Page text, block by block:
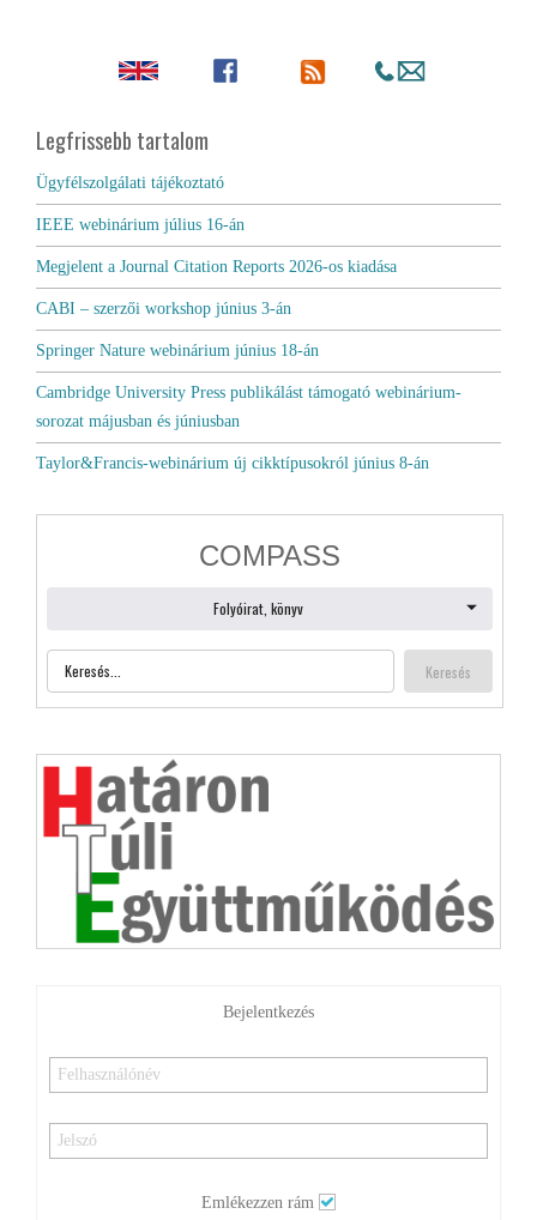
Legfrissebb tartalom
Ügyfélszolgálati tájékoztató
IEEE webinárium július 16-án
Megjelent a Journal Citation Reports 2026-os kiadása
CABI – szerzői workshop június 3-án
Springer Nature webinárium június 18-án
Cambridge University Press publikálást támogató webinárium-
sorozat májusban és júniusban
Taylor&Francis-webinárium új cikktípusokról június 8-án
Bejelentkezés
Emlékezzen rám